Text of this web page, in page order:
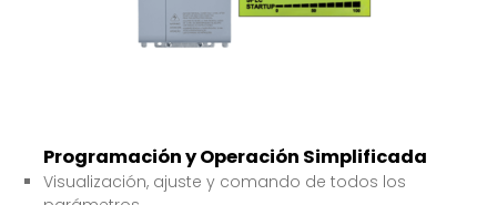
Programación y Operación Simplificada
Visualización, ajuste y comando de todos los